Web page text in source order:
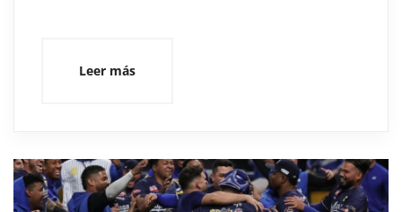
Leer más